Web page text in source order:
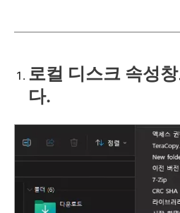
로컬 디스크 속성
다.